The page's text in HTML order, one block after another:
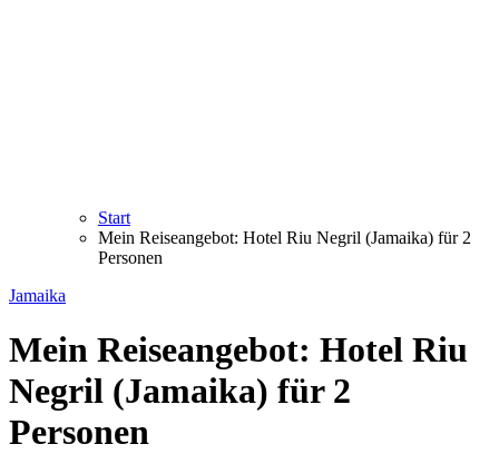
Start
Mein Reiseangebot: Hotel Riu Negril (Jamaika) für 2
Personen
Jamaika
Mein Reiseangebot: Hotel Riu
Negril (Jamaika) für 2
Personen